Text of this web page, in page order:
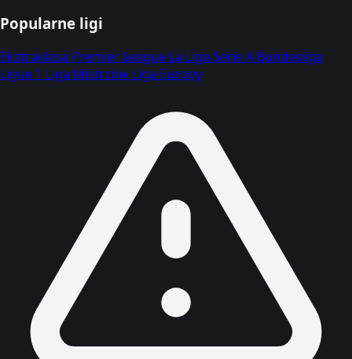
Popularne ligi
Ekstraklasa Premier League La Liga Serie A Bundesliga
Ligue 1 Liga Mistrzów Liga Europy